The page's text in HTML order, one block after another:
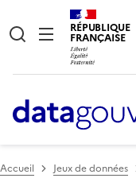
RÉPUBLIQUE
FRANÇAISE
Accueil Jeux de données